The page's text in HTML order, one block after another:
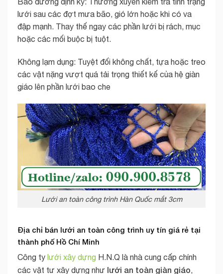
lưới sau các đợt mưa bão, gió lớn hoặc khi có va
đập mạnh. Thay thế ngay các phần lưới bị rách, mục
hoặc các mối buộc bị tuột.
Không lạm dụng: Tuyệt đối không chất, tựa hoặc treo
các vật nặng vượt quá tải trọng thiết kế của hệ giàn
giáo lên phần lưới bao che
Lưới an toàn công trình Hàn Quốc mắt 3cm
Địa chỉ bán lưới an toàn công trình uy tín giá rẻ tại
thành phố Hồ Chí Minh
Công ty lưới xây dựng H.N.Q là nhà cung cấp chính
các vật tư xây dựng như lưới an toàn giàn giáo,